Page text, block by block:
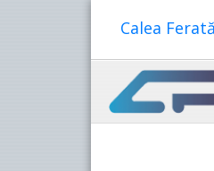
Calea